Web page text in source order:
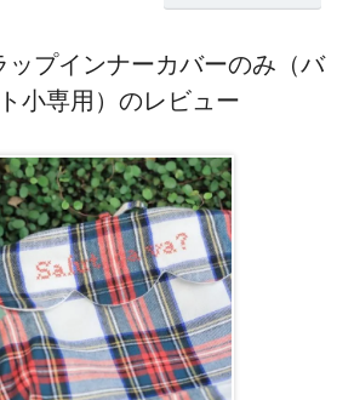
ップインナーカバーのみ（バ
小専用）のレビュー